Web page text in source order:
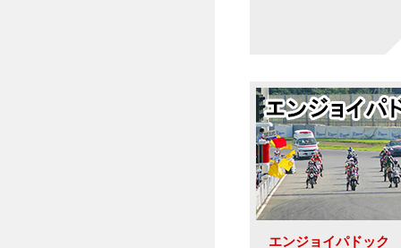
エンジョイパドック